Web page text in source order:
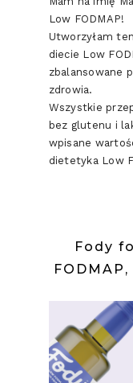
Low FODMAP!
Utworzyłam
diecie Low
zbalansowane
zdrowia.
Wszystkie
bez glutenu i
wpisane
dietetyka Low
Fody